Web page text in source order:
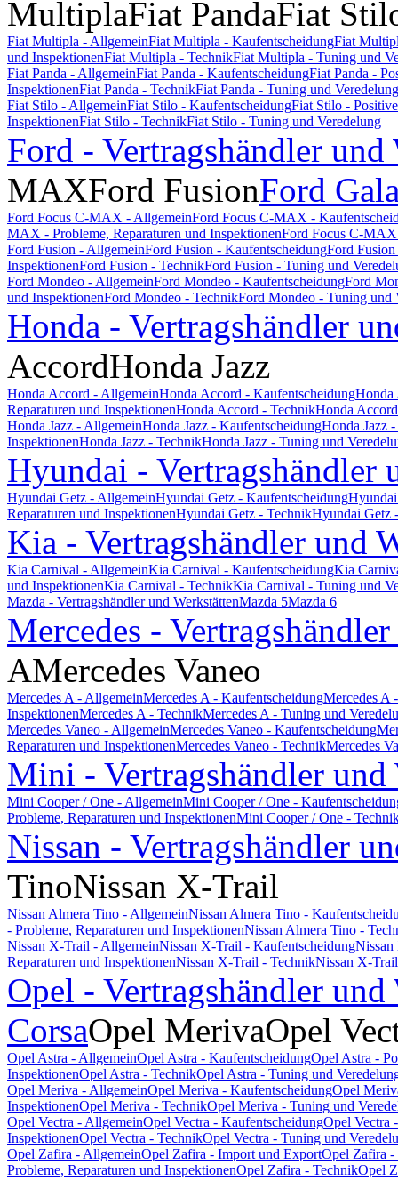
MultiplaFiat PandaFiat
Fiat Multipla - AllgemeinFiat Multipla - KaufentscheidungFiat
und InspektionenFiat Multipla - TechnikFiat Multipla - Tuning und
Fiat Panda - AllgemeinFiat Panda - KaufentscheidungFiat Panda -
InspektionenFiat Panda - TechnikFiat Panda - Tuning und Veredelung
Fiat Stilo - AllgemeinFiat Stilo - KaufentscheidungFiat Stilo -
InspektionenFiat Stilo - TechnikFiat Stilo - Tuning und Veredelung
Ford - Vertragshändler und
MAXFord FusionFord
Ford Focus C-MAX - AllgemeinFord Focus C-MAX -
MAX - Probleme, Reparaturen und InspektionenFord Focus C-
Ford Fusion - AllgemeinFord Fusion - KaufentscheidungFord
InspektionenFord Fusion - TechnikFord Fusion - Tuning und
Ford Mondeo - AllgemeinFord Mondeo - KaufentscheidungFord
und InspektionenFord Mondeo - TechnikFord Mondeo - Tuning und
Honda - Vertragshändler
AccordHonda Jazz
Honda Accord - AllgemeinHonda Accord - KaufentscheidungHonda
Reparaturen und InspektionenHonda Accord - TechnikHonda
Honda Jazz - AllgemeinHonda Jazz - KaufentscheidungHonda Jazz
InspektionenHonda Jazz - TechnikHonda Jazz - Tuning und
Hyundai - Vertragshändler
Hyundai Getz - AllgemeinHyundai Getz - Kaufentscheidung
Reparaturen und InspektionenHyundai Getz - TechnikHyundai Getz
Kia - Vertragshändler und
Kia Carnival - AllgemeinKia Carnival - KaufentscheidungKia
und InspektionenKia Carnival - TechnikKia Carnival - Tuning und
Mazda - Vertragshändler und WerkstättenMazda 5Mazda 6
Mercedes -
AMercedes Vaneo
Mercedes A - AllgemeinMercedes A - KaufentscheidungMercedes A
InspektionenMercedes A - TechnikMercedes A - Tuning und
Mercedes Vaneo - AllgemeinMercedes Vaneo - Kaufentscheidung
Reparaturen und InspektionenMercedes Vaneo - TechnikMercedes
Mini - Vertragshändler und
Mini Cooper / One - AllgemeinMini Cooper / One -
Probleme, Reparaturen und InspektionenMini Cooper / One -
Nissan - Vertragshändler
TinoNissan X-Trail
Nissan Almera Tino - AllgemeinNissan Almera Tino -
- Probleme, Reparaturen und InspektionenNissan Almera Tino -
Nissan X-Trail - AllgemeinNissan X-Trail - KaufentscheidungNissan
Reparaturen und InspektionenNissan X-Trail - TechnikNissan X-
Opel - Vertragshändler und
CorsaOpel MerivaOpel
Opel Astra - AllgemeinOpel Astra - KaufentscheidungOpel Astra -
InspektionenOpel Astra - TechnikOpel Astra - Tuning und
Opel Meriva - AllgemeinOpel Meriva - KaufentscheidungOpel
InspektionenOpel Meriva - TechnikOpel Meriva - Tuning und
Opel Vectra - AllgemeinOpel Vectra - KaufentscheidungOpel Vectra
InspektionenOpel Vectra - TechnikOpel Vectra - Tuning und
Opel Zafira - AllgemeinOpel Zafira - Import und ExportOpel Zafira -
Probleme, Reparaturen und InspektionenOpel Zafira - TechnikOpel